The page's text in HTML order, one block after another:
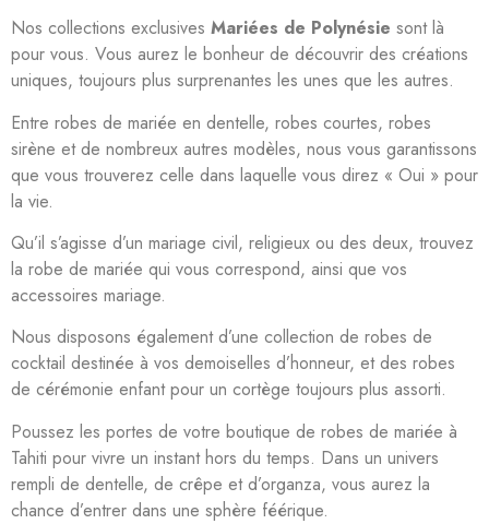
Nos collections exclusives Mariées de Polynésie sont là
pour vous. Vous aurez le bonheur de découvrir des créations
uniques, toujours plus surprenantes les unes que les autres.
Entre robes de mariée en dentelle, robes courtes, robes
sirène et de nombreux autres modèles, nous vous garantissons
que vous trouverez celle dans laquelle vous direz « Oui » pour
la vie.
Qu’il s’agisse d’un mariage civil, religieux ou des deux, trouvez
la robe de mariée qui vous correspond, ainsi que vos
accessoires mariage.
Nous disposons également d’une collection de robes de
cocktail destinée à vos demoiselles d’honneur, et des robes
de cérémonie enfant pour un cortège toujours plus assorti.
Poussez les portes de votre boutique de robes de mariée à
Tahiti pour vivre un instant hors du temps. Dans un univers
rempli de dentelle, de crêpe et d’organza, vous aurez la
chance d’entrer dans une sphère féérique.